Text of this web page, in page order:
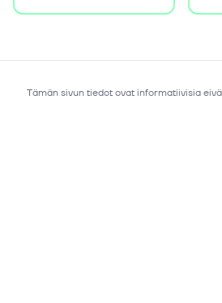
Tämän sivun tiedot ovat informatiivisia